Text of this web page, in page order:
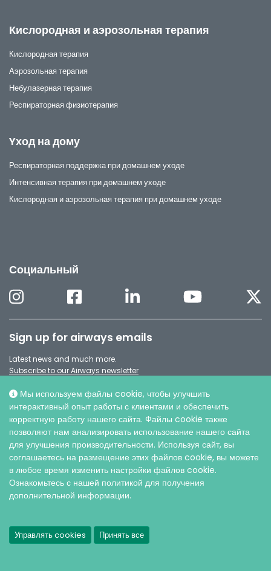
Мы используем файлы cookie, чтобы улучшить
интерактивный опыт работы с клиентами и обеспечить
корректную работу нашего сайта. Файлы cookie также
позволяют нам анализировать использование нашего сайта
для улучшения производительности. Используя сайт, вы
соглашаетесь на размещение этих файлов cookie, вы можете
в любое время изменить настройки файлов cookie.
Ознакомьтесь с нашей политикой для получения
дополнительной информации.
Управлять cookies Принять все
Кислородная и аэрозольная терапия
Кислородная терапия
Аэрозольная терапия
Небулазерная терапия
Респираторная физиотерапия
Yход на дому
Респираторная поддержка при домашнем уходе
Интенсивная терапия при домашнем уходе
Кислородная и аэрозольная терапия при домашнем уходе
Социальный
Sign up for airways emails
Latest news and much more.
Subscribe to our Airways newsletter
© AO ИНТЕРСЕДЖИКАЛ, 2026 |Защита персональных данных